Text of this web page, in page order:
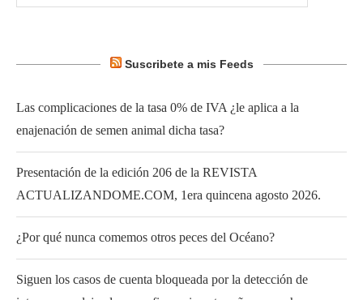
Suscribete a mis Feeds
Las complicaciones de la tasa 0% de IVA ¿le aplica a la
enajenación de semen animal dicha tasa?
Presentación de la edición 206 de la REVISTA
ACTUALIZANDOME.COM, 1era quincena agosto 2026.
¿Por qué nunca comemos otros peces del Océano?
Siguen los casos de cuenta bloqueada por la detección de